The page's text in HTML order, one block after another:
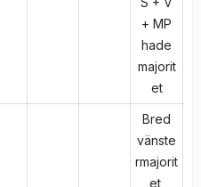
+ MP
hade
majorit
et
Bred
vänste
rmajorit
et,